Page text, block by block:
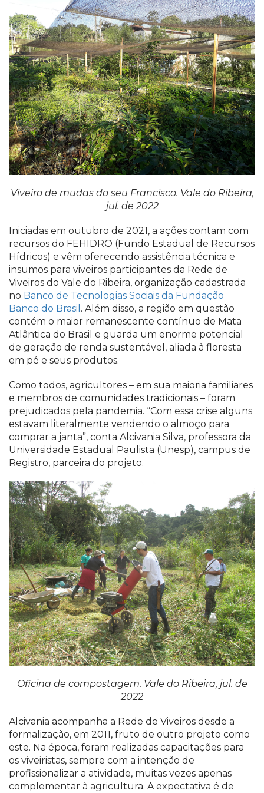
Viveiro de mudas do seu Francisco. Vale do Ribeira,
jul. de 2022
Iniciadas em outubro de 2021, a ações contam com
recursos do FEHIDRO (Fundo Estadual de Recursos
Hídricos) e vêm oferecendo assistência técnica e
insumos para viveiros participantes da Rede de
Viveiros do Vale do Ribeira, organização cadastrada
no Banco de Tecnologias Sociais da Fundação
Banco do Brasil . Além disso, a região em questão
contém o maior remanescente contínuo de Mata
Atlântica do Brasil e guarda um enorme potencial
de geração de renda sustentável, aliada à floresta
em pé e seus produtos.
Como todos, agricultores – em sua maioria familiares
e membros de comunidades tradicionais – foram
prejudicados pela pandemia. “Com essa crise alguns
estavam literalmente vendendo o almoço para
comprar a janta”, conta Alcivania Silva, professora da
Universidade Estadual Paulista (Unesp), campus de
Registro, parceira do projeto.
Oficina de compostagem. Vale do Ribeira, jul. de
2022
Alcivania acompanha a Rede de Viveiros desde a
formalização, em 2011, fruto de outro projeto como
este. Na época, foram realizadas capacitações para
os viveiristas, sempre com a intenção de
profissionalizar a atividade, muitas vezes apenas
complementar à agricultura. A expectativa é de